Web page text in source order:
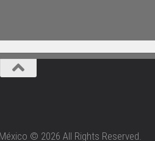
© 2026 All Rights Reserved.